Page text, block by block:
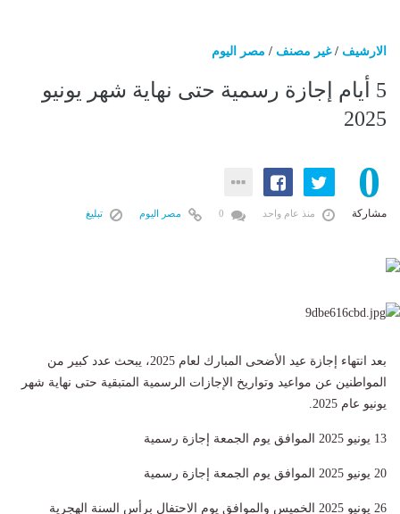
الارشيف /غير مصنف / مصر اليوم
5 أيام إجازة رسمية حتى نهاية شهر يونيو
2025
0
مشاركة منذ عام واحد مصر اليوم تبليغ
بعد انتهاء إجازة عيد الأضحى المبارك لعام 2025، يبحث عدد كبير من
المواطنين عن مواعيد وتواريخ الإجازات الرسمية المتبقية حتى نهاية شهر
يونيو عام 2025.
13 يونيو 2025 الموافق يوم الجمعة إجازة رسمية
20 يونيو 2025 الموافق يوم الجمعة إجازة رسمية
26 يونيو 2025 الخميس والموافق يوم الاحتفال برأس السنة الهجرية